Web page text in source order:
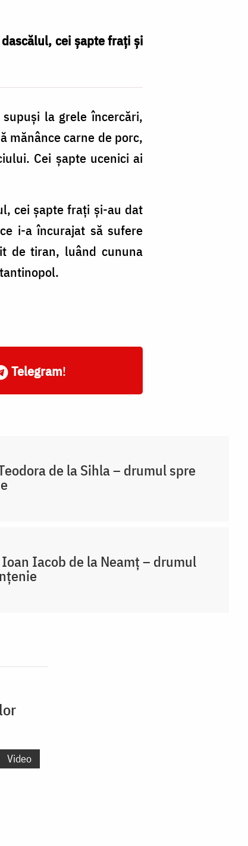
cei șapte frați și
la grele încercări,
mănânce carne de porc,
Cei șapte ucenici ai
cei șapte frați și-au dat
i-a încurajat să sufere
de tiran, luând cununa
Telegram!
de la Sihla – drumul spre
Iacob de la Neamț – drumul
Video